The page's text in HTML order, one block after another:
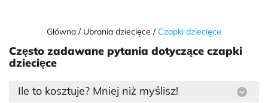
Główna Ubrania dziecięce Czapki dziecięce
Często zadawane pytania dotyczące czapki
dziecięce
Ile to kosztuje? Mniej niż myślisz!